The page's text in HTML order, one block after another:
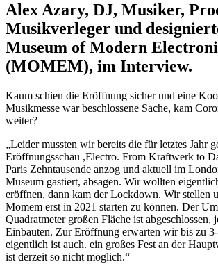
Alex Azary, DJ, Musiker,
Musikverleger und
Museum of Modern
(MOMEM), im Interview.
Kaum schien die Eröffnung sicher und eine
Musikmesse war beschlossene Sache, kam
weiter?
„Leider mussten wir bereits die für letztes Jahr
Eröffnungsschau ,Electro. From Kraftwerk to
Paris Zehntausende anzog und aktuell im
Museum gastiert, absagen. Wir wollten
eröffnen, dann kam der Lockdown. Wir stellen
Momem erst in 2021 starten zu können. Der
Quadratmeter großen Fläche ist abgeschlossen,
Einbauten. Zur Eröffnung erwarten wir bis zu
eigentlich ist auch. ein großes Fest an der
ist derzeit so nicht möglich.“